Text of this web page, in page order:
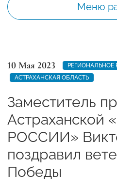
Меню
10 Мая 2023
РЕГИОНАЛЬНОЕ
АСТРАХАНСКАЯ ОБЛАСТЬ
Заместитель
Астраханской
РОССИИ»
поздравил
Победы